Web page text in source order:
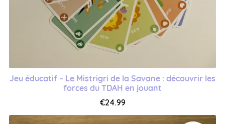
Jeu éducatif – Le Mistrigri de la Savane : découvrir les
forces du TDAH en jouant
€24.99